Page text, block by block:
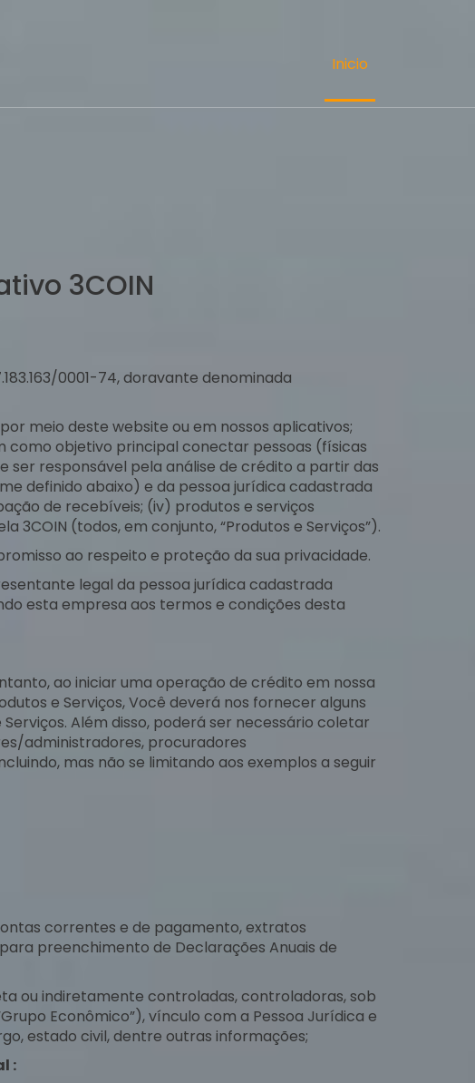
Inicio
3COIN
0001-74, doravante denominada
meio deste website ou em nossos aplicativos;
objetivo principal conectar pessoas (físicas
ser responsável pela análise de crédito a partir das
definido abaixo) e da pessoa jurídica cadastrada
de recebíveis; (iv) produtos e serviços
(todos, em conjunto, “Produtos e Serviços”).
ao respeito e proteção da sua privacidade.
legal da pessoa jurídica cadastrada
esta empresa aos termos e condições desta
ao iniciar uma operação de crédito em nossa
e Serviços, Você deverá nos fornecer alguns
Além disso, poderá ser necessário coletar
administradores, procuradores
mas não se limitando aos exemplos a seguir
correntes e de pagamento, extratos
preenchimento de Declarações Anuais de
ou indiretamente controladas, controladoras, sob
Econômico”), vínculo com a Pessoa Jurídica e
estado civil, dentre outras informações;
: